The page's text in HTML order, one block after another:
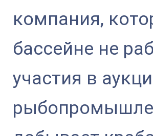
компания,
бассейне не
участия в